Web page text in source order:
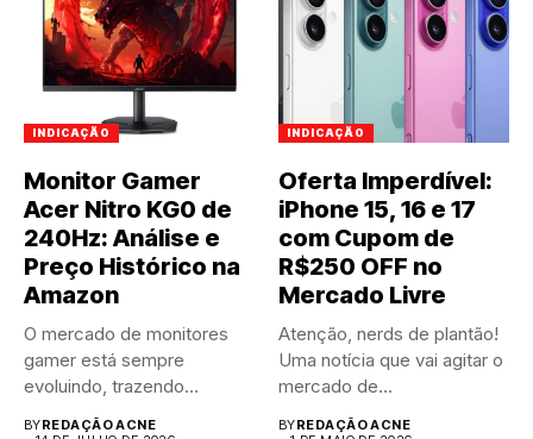
INDICAÇÃO
Monitor Gamer
Acer Nitro KG0 de
240Hz: Análise e
Preço Histórico na
Amazon
O mercado de monitores
gamer está sempre
evoluindo, trazendo
tecnologias que
BYREDAÇÃO ACNE
INDICAÇÃO
Oferta Imperdível:
iPhone 15, 16 e 17
com Cupom de
R$250 OFF no
Mercado Livre
Atenção, nerds de plantão!
Uma notícia que vai agitar o
mercado de...
BYREDAÇÃO ACNE